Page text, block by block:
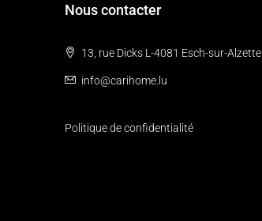
Nous contacter
13, rue Dicks L-4081 Esch-sur-Alzette
info@carihome.lu
Politique de confidentialité